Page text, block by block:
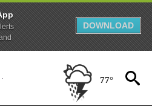
DOWNLOAD
77°